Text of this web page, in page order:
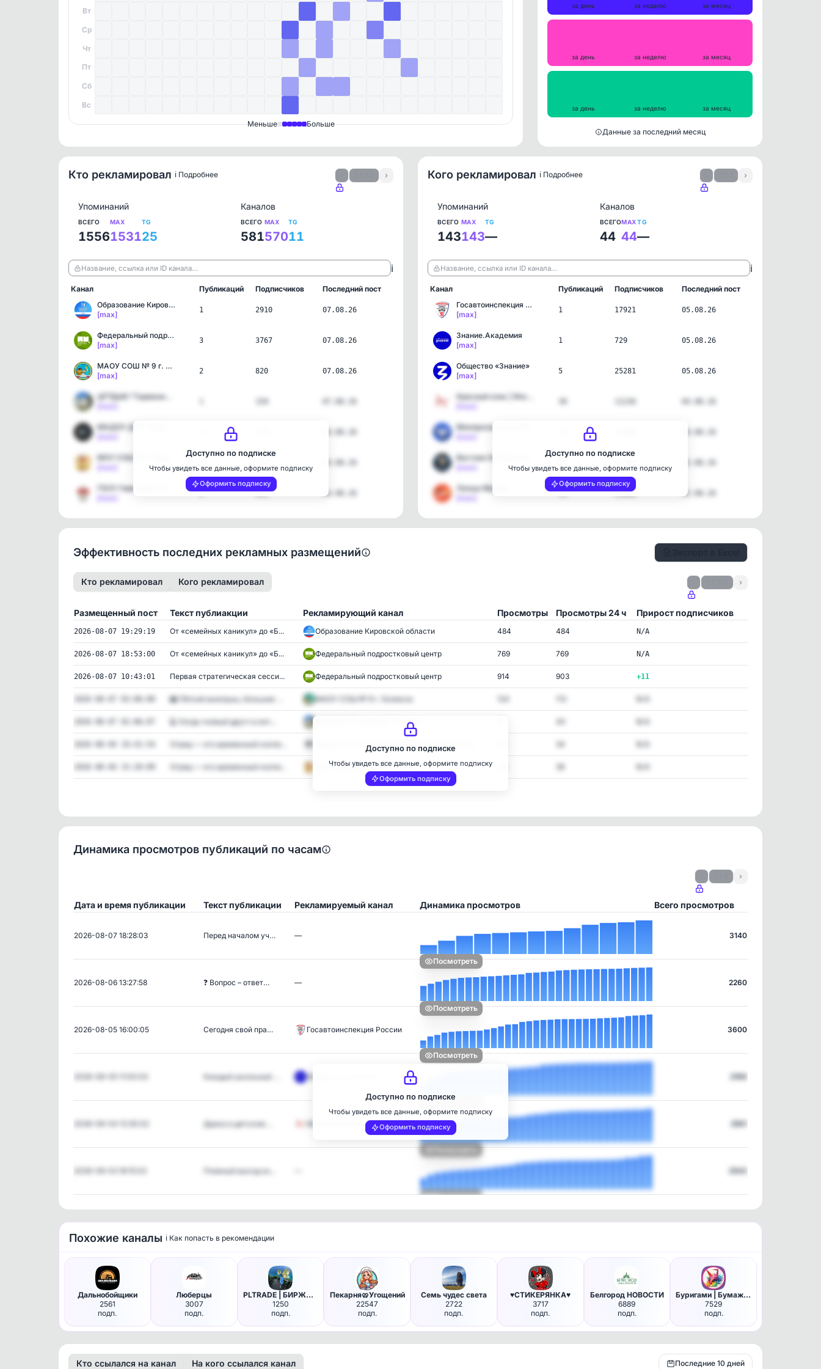
Вт
Ср
Чт
Пт
Сб
Вс
Меньше Больше
за день за неделю за месяц
за день за неделю за месяц
за день за неделю за месяц
Данные за последний месяц
Кто рекламировал ℹ️ Подробнее ›
Упоминаний
ВСЕГО
1556
MAX
1531
TG
25
Каналов
ВСЕГО
581
MAX
570
TG
11
Название, ссылка или ID канала… ℹ️
Канал Публикаций Подписчиков
Последний пост
Образование Кировской об…
[max]
1 2910 07.08.26
Федеральный подростковый…
[max]
3 3767 07.08.26
МАОУ СОШ № 9 г. Холмска
[max]
2 820 07.08.26
1 911 04.08.26
Доступно по подписке
Чтобы увидеть все данные, оформите подписку
Оформить подписку
Кого рекламировал ℹ️ Подробнее ›
Упоминаний
ВСЕГО
143
MAX
143
TG
—
Каналов
ВСЕГО
44
MAX
44
TG
—
Название, ссылка или ID канала… ℹ️
Канал Публикаций Подписчиков
Последний пост
Госавтоинспекция России
[max]
1 17921 05.08.26
Знание.Академия
[max]
1 729 05.08.26
Общество «Знание»
[max]
5 25281 05.08.26
Лапша Медиа
11 23660 02.08.26
Доступно по подписке
Чтобы увидеть все данные, оформите подписку
Оформить подписку
Эффективность последних рекламных размещений
Кто рекламировал Кого рекламировал ›
Размещенный пост Текст публиакции Рекламирующий канал Просмотры Просмотры 24 ч Прирост подписчиков
2026-08-07 19:29:19 От «семейных каникул» до «Б... Образование Кировской области 484 484 N/A
2026-08-07 18:53:00 От «семейных каникул» до «Б... Федеральный подростковый центр 769 769 N/A
2026-08-07 10:43:01 Первая стратегическая сесси... Федеральный подростковый центр 914 903 +11
🎰 Лёгкий выигрыш, большие ... МАОУ СОШ № 9 г. Холмска
💻 Когда «новый друг» в инт... ЦРТДиЮ "Гармония" Ангарск
Отряд — это временный колле... МАДОУ ДС1 "Сказка"города Белореченска
Отряд — это временный колле... МОУ СОШ №1 г.Буденновска
Доступно по подписке
Чтобы увидеть все данные, оформите подписку
Оформить подписку
Динамика просмотров публикаций по часам
›
Дата и время публикации Текст публикации Рекламируемый канал Динамика просмотров Всего просмотров
2026-08-07 18:28:03 Перед началом уч… —
Посмотреть
3140
2026-08-06 13:27:58 ❓ Вопрос – ответ… —
Посмотреть
2260
2026-08-05 16:00:05 Сегодня свой пра… Госавтоинспекция России
Посмотреть
3600
Каждый школьный … Общество «Знание»
Посмотреть
2169
Драка в детском … Минпросвещения России
Посмотреть
2561
Плавный выход из…
Посмотреть
2543
Доступно по подписке
Чтобы увидеть все данные, оформите подписку
Оформить подписку
Похожие каналы ℹ️ Как попасть в рекомендации
Дальнобойщики
2561
подп.
Люберцы
3007
подп.
PLTRADE | БИРЖА ОКСАНЫ | План…
1250
подп.
Пекарня🥨Угощений
22547
подп.
Семь чудес света
2722
подп.
♥️СТИКЕРЯНКА♥️
3717
подп.
Белгород НОВОСТИ
6889
подп.
Буригами | Бумажные поделки О…
7529
подп.
Кто ссылался на канал На кого ссылался канал Последние 10 дней